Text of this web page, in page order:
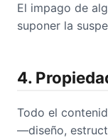
El impago de
suponer la
4.
Todo el
—diseño,